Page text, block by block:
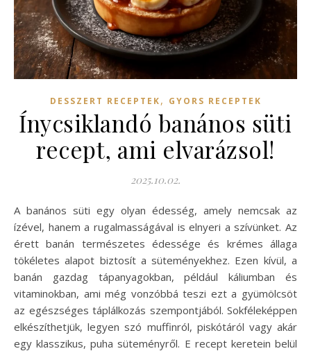
DESSZERT RECEPTEK, GYORS RECEPTEK
Ínycsiklandó banános süti
recept, ami elvarázsol!
2025.10.02.
A banános süti egy olyan édesség, amely nemcsak az
ízével, hanem a rugalmasságával is elnyeri a szívünket. Az
érett banán természetes édessége és krémes állaga
tökéletes alapot biztosít a süteményekhez. Ezen kívül, a
banán gazdag tápanyagokban, például káliumban és
vitaminokban, ami még vonzóbbá teszi ezt a gyümölcsöt
az egészséges táplálkozás szempontjából. Sokféleképpen
elkészíthetjük, legyen szó muffinról, piskótáról vagy akár
egy klasszikus, puha süteményről. E recept keretein belül